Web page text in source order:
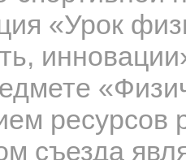
«Урок
ресурсов
съезда